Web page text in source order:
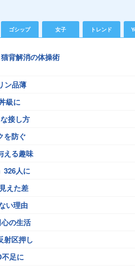
ゴシップ 女子 トレンド
背解消の体操術
ン品薄
級に
接し方
を防ぐ
える趣味
326人に
えた差
い理由
の生活
射区押し
足に